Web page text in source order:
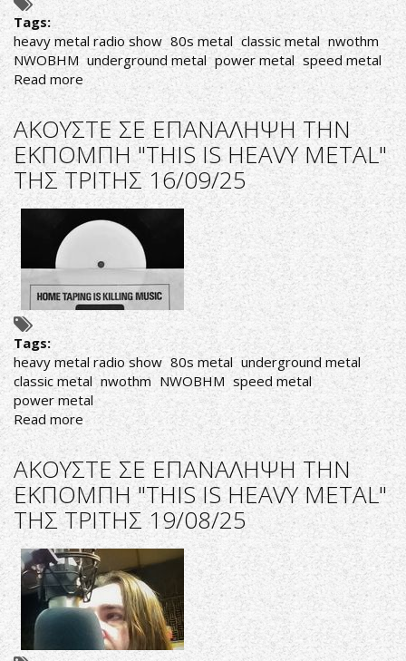
Tags:
heavy metal radio show 80s metal classic metal nwothm
NWOBHM underground metal power metal speed metal
Read moreabout
ΑΚΟΥΣΤΕ
ΣΕ
ΕΠΑΝΑΛΗΨΗ
ΤΗΝ
ΕΚΠΟΜΠΗ
"THIS
IS
HEAVY
ΤΗΣ
ΠΑΡΑΣΚΕΥΗΣ
19/09/25
ΑΚΟΥΣΤΕ ΣΕ ΕΠΑΝΑΛΗΨΗ ΤΗΝ
ΕΚΠΟΜΠΗ "THIS IS HEAVY METAL"
ΤΗΣ ΤΡΙΤΗΣ 16/09/25
Tags:
heavy metal radio show 80s metal underground metal
classic metal nwothm NWOBHM speed metal
power metal
Read moreabout
ΑΚΟΥΣΤΕ
ΣΕ
ΕΠΑΝΑΛΗΨΗ
ΤΗΝ
ΕΚΠΟΜΠΗ
"THIS
IS
HEAVY
METAL"
ΤΗΣ
ΤΡΙΤΗΣ
16/09/25
ΑΚΟΥΣΤΕ ΣΕ ΕΠΑΝΑΛΗΨΗ ΤΗΝ
ΕΚΠΟΜΠΗ "THIS IS HEAVY METAL"
ΤΗΣ ΤΡΙΤΗΣ 19/08/25